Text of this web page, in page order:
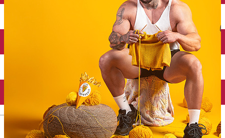
Încărcare vehicule electrice